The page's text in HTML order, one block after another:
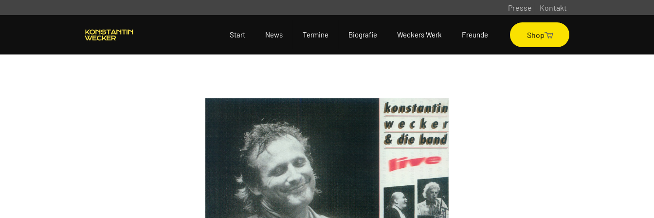
Presse Kontakt
Start News Termine Biografie Weckers Werk Freunde Shop